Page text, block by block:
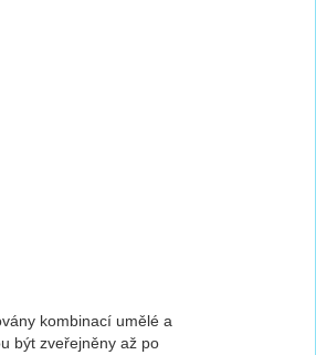
kombinací umělé a
být zveřejněny až po